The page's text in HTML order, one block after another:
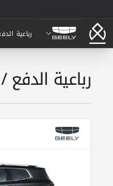
رباعية
رباعية